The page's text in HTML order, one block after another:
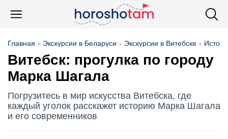
Главная Экскурсии в Беларуси Экскурсии в Витебске
Витебск: прогулка по городу
Марка Шагала
Погрузитесь в мир искусства Витебска, где
каждый уголок расскажет историю Марка Шагала
и его современников